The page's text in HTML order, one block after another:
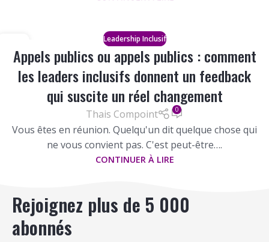
JUILLET
Leadership Inclusif
Appels publics ou appels publics : comment
les leaders inclusifs donnent un feedback
qui suscite un réel changement
Thais Compoint 0
Vous êtes en réunion. Quelqu'un dit quelque chose qui
ne vous convient pas. C'est peut-être….
CONTINUER À LIRE
Rejoignez plus de 5 000
abonnés